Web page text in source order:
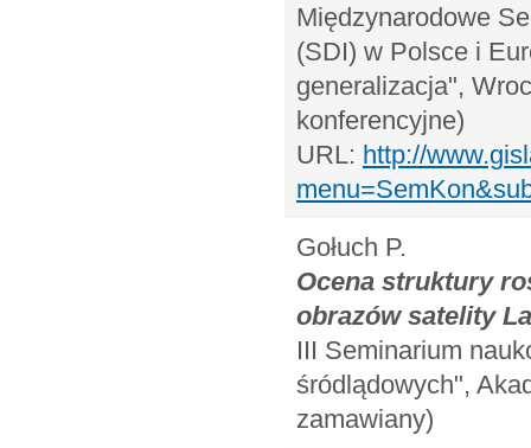
Międzynarodowe
(SDI) w Polsce i
generalizacja",
konferencyjne)
URL: http://
Gołuch P.
Ocena struktury
obrazów satelity
III Seminarium
śródlądowych",
zamawiany)